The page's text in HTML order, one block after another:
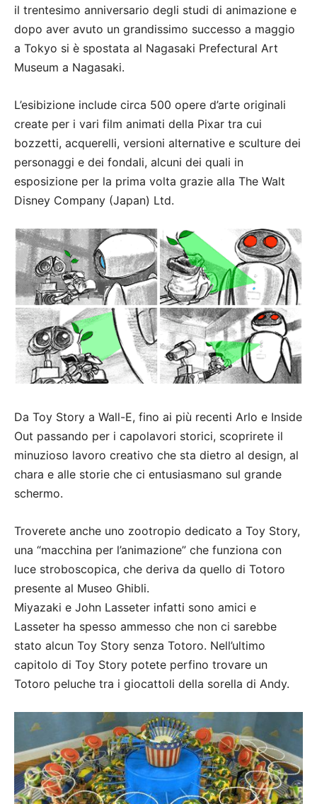
il trentesimo anniversario degli studi di animazione e
dopo aver avuto un grandissimo successo a maggio
a Tokyo si è spostata al Nagasaki Prefectural Art
Museum a Nagasaki.
L’esibizione include circa 500 opere d’arte originali
create per i vari film animati della Pixar tra cui
bozzetti, acquerelli, versioni alternative e sculture dei
personaggi e dei fondali, alcuni dei quali in
esposizione per la prima volta grazie alla The Walt
Disney Company (Japan) Ltd.
Da Toy Story a Wall-E, fino ai più recenti Arlo e Inside
Out passando per i capolavori storici, scoprirete il
minuzioso lavoro creativo che sta dietro al design, al
chara e alle storie che ci entusiasmano sul grande
schermo.
Troverete anche uno zootropio dedicato a Toy Story,
una “macchina per l’animazione” che funziona con
luce stroboscopica, che deriva da quello di Totoro
presente al Museo Ghibli.
Miyazaki e John Lasseter infatti sono amici e
Lasseter ha spesso ammesso che non ci sarebbe
stato alcun Toy Story senza Totoro. Nell’ultimo
capitolo di Toy Story potete perfino trovare un
Totoro peluche tra i giocattoli della sorella di Andy.